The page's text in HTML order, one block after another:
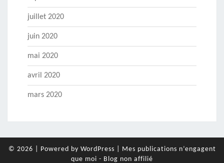
juillet 2020
juin 2020
mai 2020
avril 2020
mars 2020
© 2026 Powered by WordPress
Mes publications n’engagent
que moi - Blog non affilié